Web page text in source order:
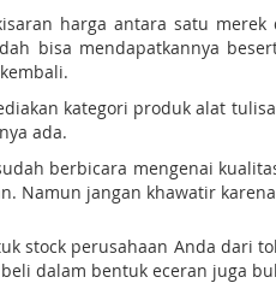
harga antara satu merek
bisa mendapatkannya
kategori produk alat
ada.
berbicara mengenai
Namun jangan khawatir
stock perusahaan Anda dari
dalam bentuk eceran juga